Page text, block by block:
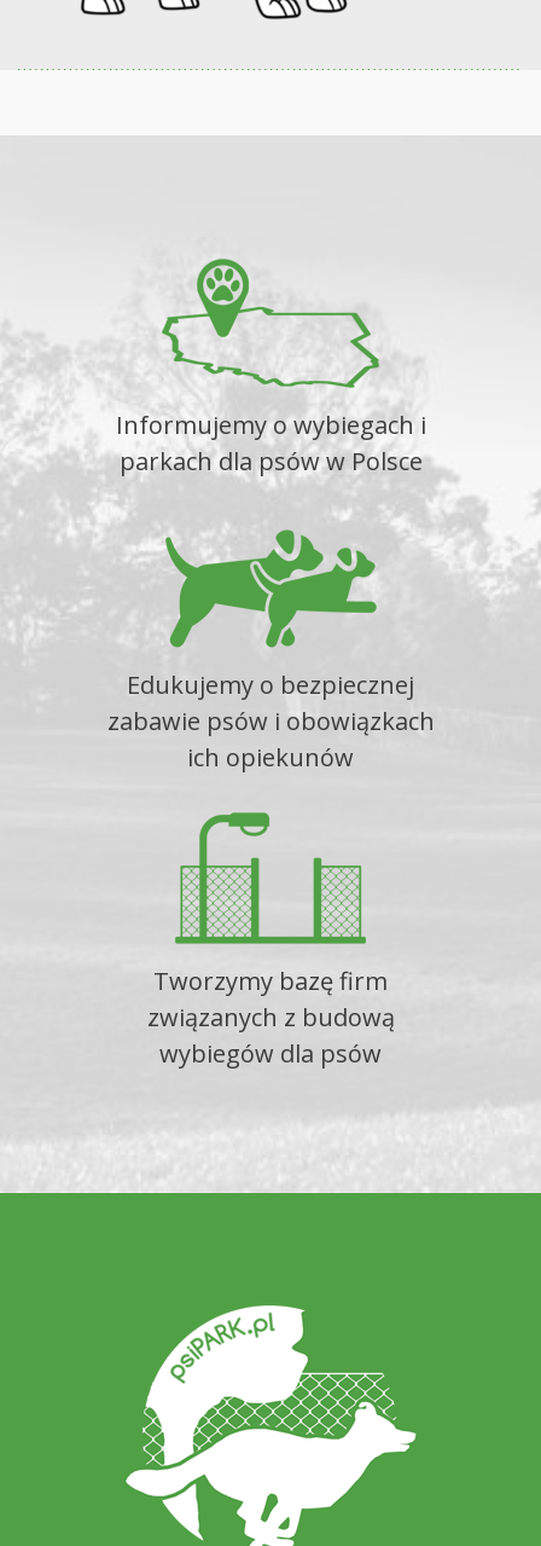
Informujemy o wybiegach i
parkach dla psów w Polsce
Edukujemy o bezpiecznej
zabawie psów i obowiązkach
ich opiekunów
Tworzymy bazę firm
związanych z budową
wybiegów dla psów